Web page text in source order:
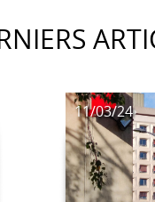
11/03/24